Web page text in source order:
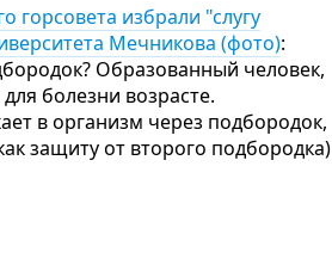
горсовета избрали "слугу
Мечникова (фото):
Образованный человек,
болезни возрасте.
в организм через подбородок,
защиту от второго подбородка)